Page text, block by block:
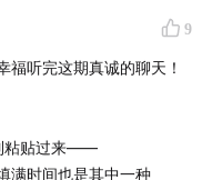
结的过程……都是非常宝藏
，粘性就开始启动了。
点，它只能帮我们找到同
9
福听完这期真诚的聊天！
粘贴过来——
满时间也是其中一种